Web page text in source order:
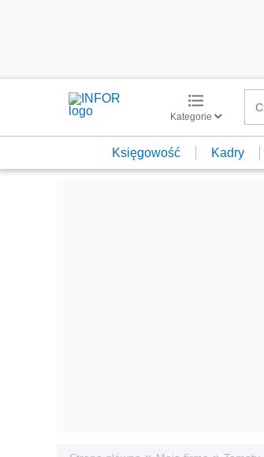
Kategorie
Księgowość Kadry